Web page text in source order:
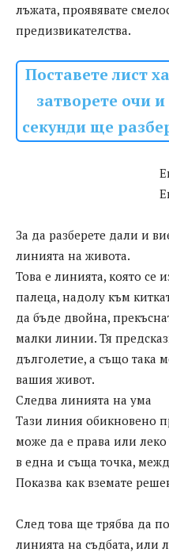
лъжата, проявявате
предизвикателства.
Поставeте лист
затворете очи
секунди ще
За да разберете дали и
линията на живота.
Това е линията, която се
палеца, надолу към
да бъде двойна,
малки линии. Тя
дълголетие, а също така
вашия живот.
Следва линията на ума
Тази линия обикновено
може да е права или
в една и съща точка,
Показва как вземате
След това ще трябва да
линията на съдбата, или